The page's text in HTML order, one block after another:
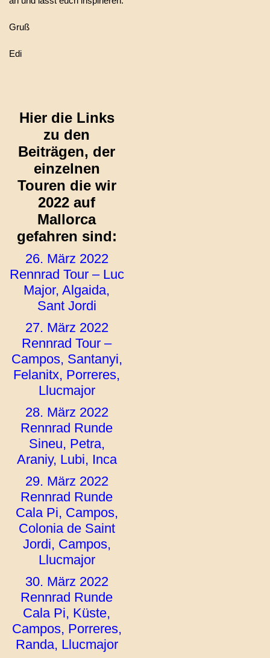
Gruß
Edi
Hier die Links
zu den
Beiträgen, der
einzelnen
Touren die wir
2022 auf
Mallorca
gefahren sind:
26. März 2022
Rennrad Tour – Luc
Major, Algaida,
Sant Jordi
27. März 2022
Rennrad Tour –
Campos, Santanyi,
Felanitx, Porreres,
Llucmajor
28. März 2022
Rennrad Runde
Sineu, Petra,
Araniy, Lubi, Inca
29. März 2022
Rennrad Runde
Cala Pi, Campos,
Colonia de Saint
Jordi, Campos,
Llucmajor
30. März 2022
Rennrad Runde
Cala Pi, Küste,
Campos, Porreres,
Randa, Llucmajor